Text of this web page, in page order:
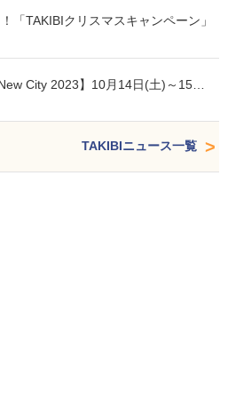
「TAKIBIクリスマスキャンペーン」
City 2023】10月14日(土)～15…
TAKIBIニュース一覧